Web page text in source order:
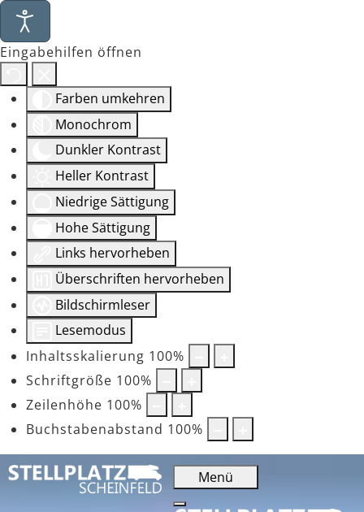
Eingabehilfen öffnen
Farben umkehren
Monochrom
Dunkler Kontrast
Heller Kontrast
Niedrige Sättigung
Hohe Sättigung
Links hervorheben
Überschriften hervorheben
Bildschirmleser
Lesemodus
Inhaltsskalierung 100%
Schriftgröße 100%
Zeilenhöhe 100%
Buchstabenabstand 100%
Menü